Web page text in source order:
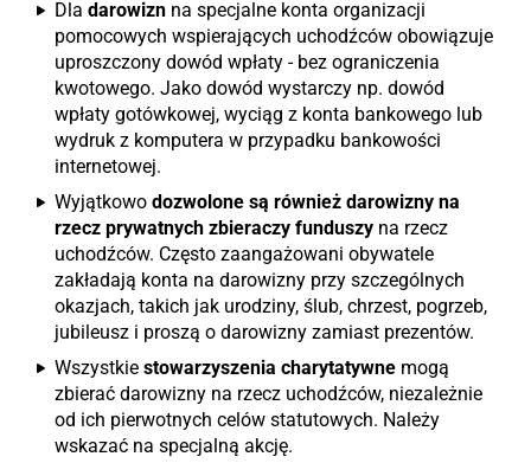
Dla darowizn na specjalne konta organizacji
pomocowych wspierających uchodźców obowiązuje
uproszczony dowód wpłaty - bez ograniczenia
kwotowego. Jako dowód wystarczy np. dowód
wpłaty gotówkowej, wyciąg z konta bankowego lub
wydruk z komputera w przypadku bankowości
internetowej.
Wyjątkowo dozwolone są również darowizny na
rzecz prywatnych zbieraczy funduszy na rzecz
uchodźców. Często zaangażowani obywatele
zakładają konta na darowizny przy szczególnych
okazjach, takich jak urodziny, ślub, chrzest, pogrzeb,
jubileusz i proszą o darowizny zamiast prezentów.
Wszystkie stowarzyszenia charytatywne mogą
zbierać darowizny na rzecz uchodźców, niezależnie
od ich pierwotnych celów statutowych. Należy
wskazać na specjalną akcję.